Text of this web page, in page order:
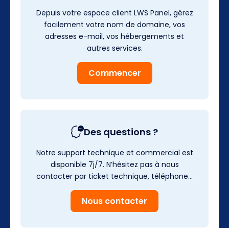
Depuis votre espace client LWS Panel, gérez
facilement votre nom de domaine, vos
adresses e-mail, vos hébergements et
autres services.
Commencer
Des questions ?
Notre support technique et commercial est
disponible 7j/7. N’hésitez pas à nous
contacter par ticket technique, téléphone…
Nous contacter